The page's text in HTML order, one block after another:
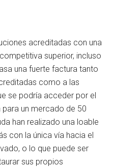
acreditadas con una
superior, incluso
una fuerte factura tanto
como a las
se podría acceder por el
un mercado de 50
han realizado una loable
con la única vía hacia el
o lo que puede ser
sus propios